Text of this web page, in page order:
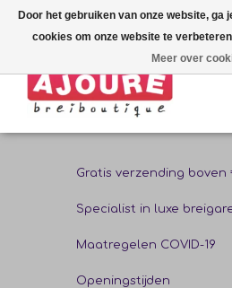
Gratis verzending boven
Specialist in luxe
Maatregelen COVID-19
Openingstijden
Door het gebruiken van onze website, ga
cookies om onze website te
Meer over